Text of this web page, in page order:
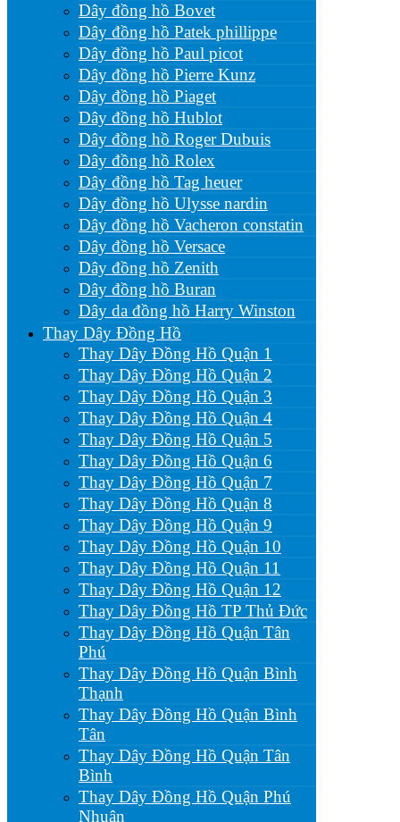
Dây đồng hồ Bovet
Dây đồng hồ Patek phillippe
Dây đồng hồ Paul picot
Dây đồng hồ Pierre Kunz
Dây đồng hồ Piaget
Dây đồng hồ Hublot
Dây đồng hồ Roger Dubuis
Dây đồng hồ Rolex
Dây đồng hồ Tag heuer
Dây đồng hồ Ulysse nardin
Dây đồng hồ Vacheron constatin
Dây đồng hồ Versace
Dây đồng hồ Zenith
Dây đồng hồ Buran
Dây da đồng hồ Harry Winston
Thay Dây Đồng Hồ
Thay Dây Đồng Hồ Quận 1
Thay Dây Đồng Hồ Quận 2
Thay Dây Đồng Hồ Quận 3
Thay Dây Đồng Hồ Quận 4
Thay Dây Đồng Hồ Quận 5
Thay Dây Đồng Hồ Quận 6
Thay Dây Đồng Hồ Quận 7
Thay Dây Đồng Hồ Quận 8
Thay Dây Đồng Hồ Quận 9
Thay Dây Đồng Hồ Quận 10
Thay Dây Đồng Hồ Quận 11
Thay Dây Đồng Hồ Quận 12
Thay Dây Đồng Hồ TP Thủ Đức
Thay Dây Đồng Hồ Quận Tân
Phú
Thay Dây Đồng Hồ Quận Bình
Thạnh
Thay Dây Đồng Hồ Quận Bình
Tân
Thay Dây Đồng Hồ Quận Tân
Bình
Thay Dây Đồng Hồ Quận Phú
Nhuận